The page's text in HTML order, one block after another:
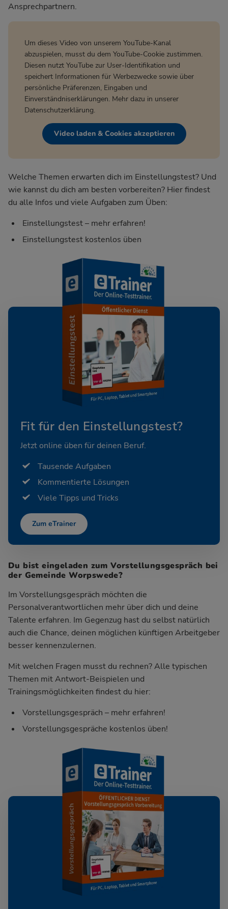
Ansprechpartnern.
Um dieses Video von unserem YouTube-Kanal
abzuspielen, musst du dem YouTube-Cookie zustimmen.
Diesen nutzt YouTube zur User-Identifikation und
speichert Informationen für Werbezwecke sowie über
persönliche Präferenzen, Eingaben und
Einverständniserklärungen. Mehr dazu in unserer
Datenschutzerklärung.
Video laden & Cookies akzeptieren
Welche Themen erwarten dich im Einstellungstest? Und
wie kannst du dich am besten vorbereiten? Hier findest
du alle Infos und viele Aufgaben zum Üben:
Einstellungstest – mehr erfahren!
Einstellungstest kostenlos üben
Fit für den Einstellungstest?
Jetzt online üben für deinen Beruf.
Tausende Aufgaben
Kommentierte Lösungen
Viele Tipps und Tricks
Zum eTrainer
Du bist eingeladen zum Vorstellungsgespräch bei
der Gemeinde Worpswede?
Im Vorstellungsgespräch möchten die
Personalverantwortlichen mehr über dich und deine
Talente erfahren. Im Gegenzug hast du selbst natürlich
auch die Chance, deinen möglichen künftigen Arbeitgeber
besser kennenzulernen.
Mit welchen Fragen musst du rechnen? Alle typischen
Themen mit Antwort-Beispielen und
Trainingsmöglichkeiten findest du hier:
Vorstellungsgespräch – mehr erfahren!
Vorstellungsgespräche kostenlos üben!